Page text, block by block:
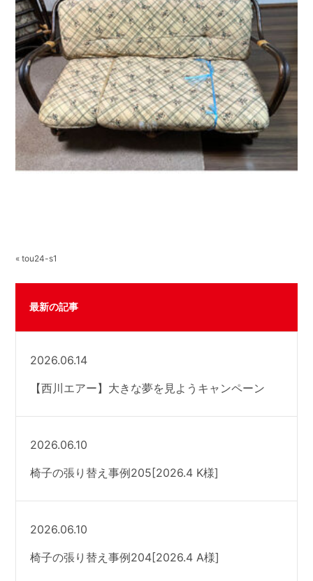
« tou24-s1
最新の記事
2026.06.14
【西川エアー】大きな夢を見ようキャンペーン
2026.06.10
椅子の張り替え事例205[2026.4 K様]
2026.06.10
椅子の張り替え事例204[2026.4 A様]